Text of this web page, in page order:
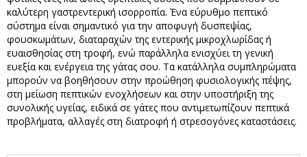
καλύτερη γαστρεντερική ισορροπία. Ένα εύρυθμο πεπτικό
σύστημα είναι σημαντικό για την αποφυγή δυσπεψίας,
φουσκωμάτων, διαταραχών της εντερικής μικροχλωρίδας ή
ευαισθησίας στη τροφή, ενώ παράλληλα ενισχύει τη γενική
ευεξία και ενέργεια της γάτας σου. Τα κατάλληλα συμπληρώματα
μπορούν να βοηθήσουν στην προώθηση φυσιολογικής πέψης,
στη μείωση πεπτικών ενοχλήσεων και στην υποστήριξη της
συνολικής υγείας, ειδικά σε γάτες που αντιμετωπίζουν πεπτικά
προβλήματα, αλλαγές στη διατροφή ή στρεσογόνες καταστάσεις.